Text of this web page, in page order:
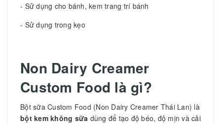
- Sử dụng cho bánh, kem trang trí bánh
- Sử dụng trong kẹo
Non Dairy Creamer
Custom Food là gì?
Bột sữa Custom Food (Non Dairy Creamer Thái Lan) là
bột kem không sữa dùng để tạo độ béo, độ mịn và cải